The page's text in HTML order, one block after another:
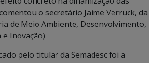
o secretário Jaime Verruck, da
de Meio Ambiente, Desenvolvimento,
Inovação).
pelo titular da Semadesc foi a